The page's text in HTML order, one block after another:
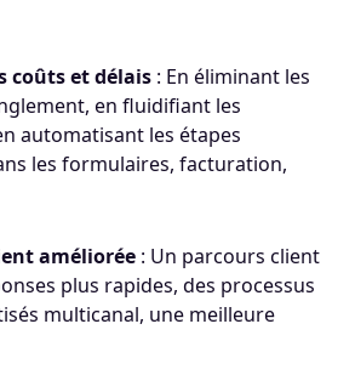
coûts et délais : En éliminant les
en fluidifiant les
automatisant les étapes
les formulaires, facturation,
améliorée : Un parcours client
plus rapides, des processus
multicanal, une meilleure